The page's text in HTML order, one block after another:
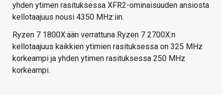
yhden ytimen rasituksessa XFR2-ominaisuuden ansiosta
kellotaajuus nousi 4350 MHz:iin.
Ryzen 7 1800X:ään verrattuna Ryzen 7 2700X:n
kellotaajuus kaikkien ytimien rasituksessa on 325 MHz
korkeampi ja yhden ytimen rasituksessa 250 MHz
korkeampi.